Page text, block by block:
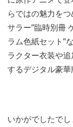
らではの魅力を
サラー”臨時別冊
ラム色紙セット”
ラクター衣装や
するデジタル豪
いかがでしたで